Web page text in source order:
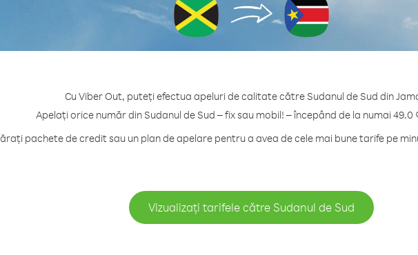
Cu Viber Out, puteți efectua apeluri de calitate către Sudanul de Sud din
Apelați orice număr din Sudanul de Sud – fix sau mobil! – începând de la numai 49.0
pachete de credit sau un plan de apelare pentru a avea de cele mai bune tarife pe
Vizualizați tarifele către Sudanul de Sud